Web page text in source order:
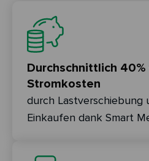
Durchschnittlich
Stromkosten
durch Lastverschiebung
Einkaufen dank Smart